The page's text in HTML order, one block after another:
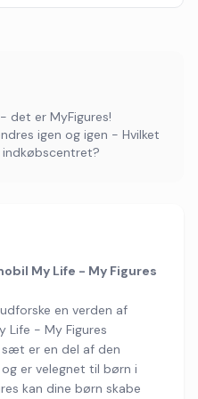
det er MyFigures!
igen og igen - Hvilket
My Life - My Figures
en verden af
Life - My Figures
er en del af den
er velegnet til børn i
kan dine børn skabe